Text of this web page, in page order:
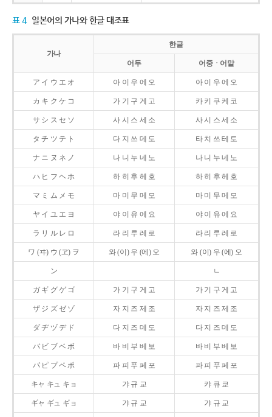
표 4 일본어의 가나와 한글 대조표
가나
한글
어두 어중ㆍ어말
ア イ ウ エ オ 아 이 우 에 오 아 이 우 에 오
カ キ ク ケ コ 가 기 구 게 고 카 키 쿠 케 코
サ シ ス セ ソ 사 시 스 세 소 사 시 스 세 소
タ チ ツ テ ト 다 지 쓰 데 도 타 치 쓰 테 토
ナ ニ ヌ ネ ノ 나 니 누 네 노 나 니 누 네 노
ハ ヒ フ ヘ ホ 하 히 후 헤 호 하 히 후 헤 호
マ ミ ム メ モ 마 미 무 메 모 마 미 무 메 모
ヤ イ ユ エ ヨ 야 이 유 에 요 야 이 유 에 요
ラ リ ル レ ロ 라 리 루 레 로 라 리 루 레 로
ワ (ヰ) ウ (ヱ) ヲ 와 (이) 우 (에) 오 와 (이) 우 (에) 오
ン ㄴ
ガ ギ グ ゲ ゴ 가 기 구 게 고 가 기 구 게 고
ザ ジ ズ ゼ ゾ 자 지 즈 제 조 자 지 즈 제 조
ダ ヂ ヅ デ ド 다 지 즈 데 도 다 지 즈 데 도
バ ビ ブ ベ ボ 바 비 부 베 보 바 비 부 베 보
パ ピ プ ペ ポ 파 피 푸 페 포 파 피 푸 페 포
キャ キュ キョ 갸 규 교 캬 큐 쿄
ギャ ギュ ギョ 갸 규 교 갸 규 교